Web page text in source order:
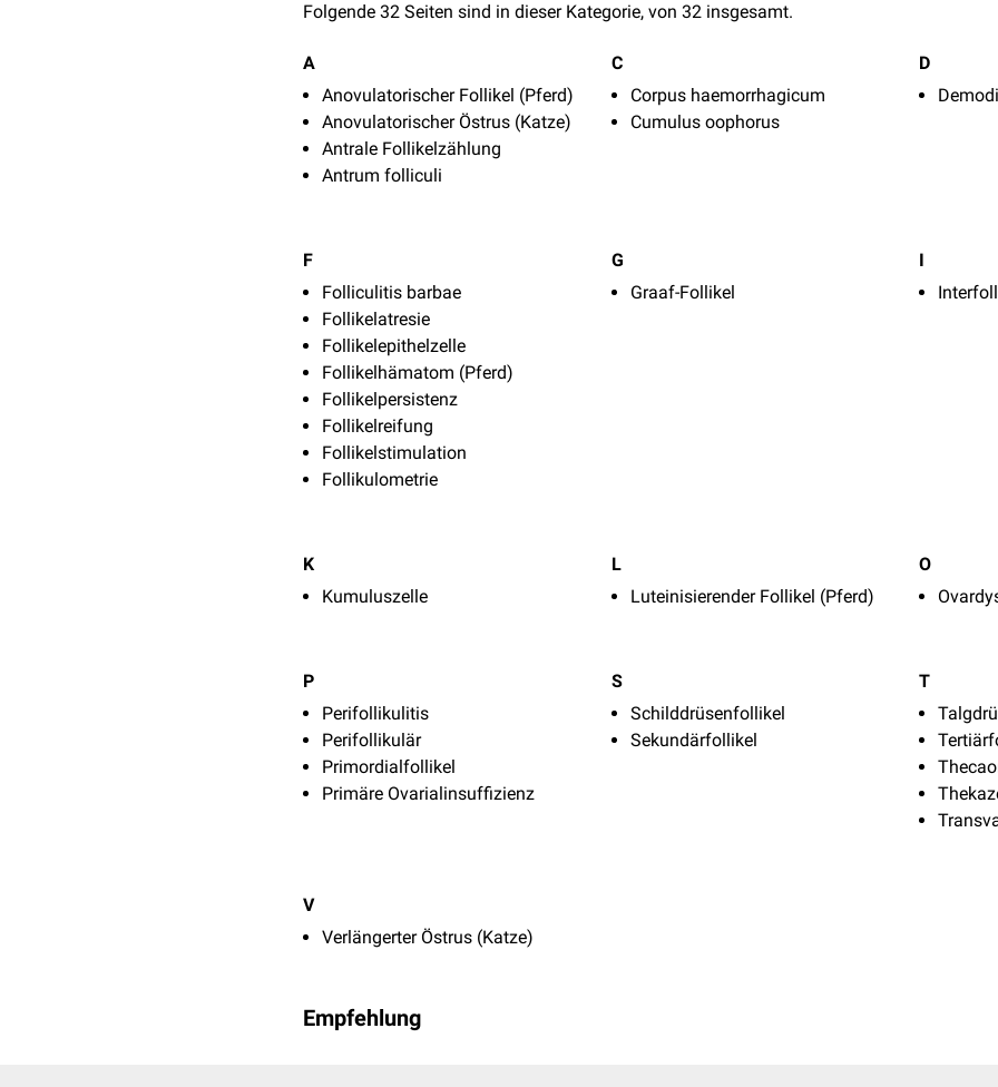
Folgende 32 Seiten sind in dieser Kategorie, von 32 insgesamt.
A
Anovulatorischer Follikel (Pferd)
Anovulatorischer Östrus (Katze)
Antrale Follikelzählung
Antrum folliculi
C
Corpus haemorrhagicum
Cumulus oophorus
D
F
Folliculitis barbae
Follikelatresie
Follikelepithelzelle
Follikelhämatom (Pferd)
Follikelpersistenz
Follikelreifung
Follikelstimulation
Follikulometrie
G
Graaf-Follikel
I
K
Kumuluszelle
L
Luteinisierender Follikel (Pferd)
O
P
Perifollikulitis
Perifollikulär
Primordialfollikel
Primäre Ovarialinsuffizienz
S
Schilddrüsenfollikel
Sekundärfollikel
T
V
Verlängerter Östrus (Katze)
Empfehlung